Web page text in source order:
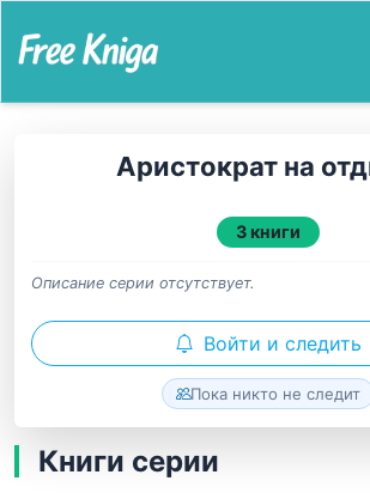
Аристократ на
3 книги
Описание серии отсутствует.
Войти и следить
Пока никто не следит
Книги серии